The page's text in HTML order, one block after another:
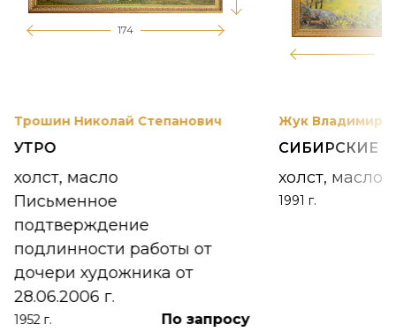
174
Трошин Николай Степанович
УТРО
холст, масло
Письменное
подтверждение
подлинности работы от
дочери художника от
28.06.2006 г.
1952 г. По запросу
Жук Владимир
СИБИРСКИЕ
холст, масло
1991 г.